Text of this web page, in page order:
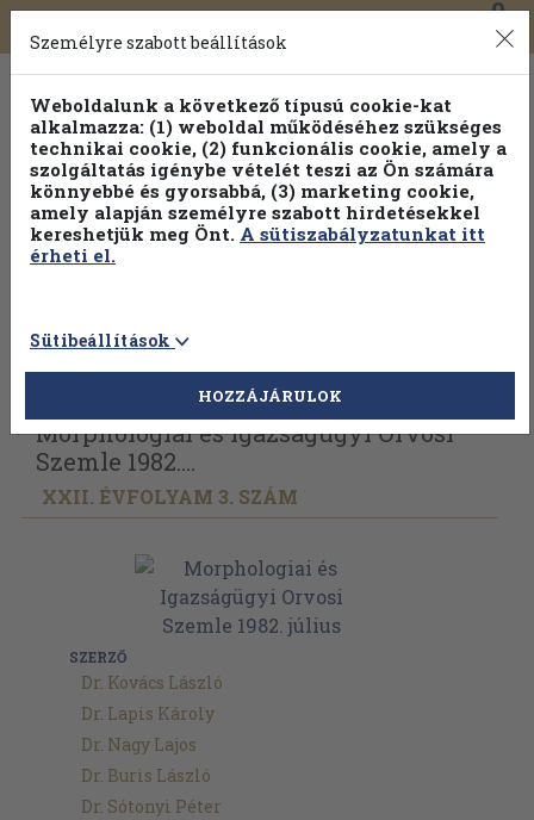
Toggle
navigation
0
Válogasson több mint 30 000 kötet közül
Hobbi témakörökben20% kedvezménnyel!
Vissza az előző oldalra Válasszon példányt
Morphologiai és Igazságügyi Orvosi
Szemle 1982....
XXII. ÉVFOLYAM 3. SZÁM
SZERZŐ
Dr. Kovács László
Dr. Lapis Károly
Dr. Nagy Lajos
Dr. Buris László
Dr. Sótonyi Péter
Személyre szabott beállítások
Weboldalunk a következő típusú cookie-kat
alkalmazza: (1) weboldal működéséhez szükséges
technikai cookie, (2) funkcionális cookie, amely a
szolgáltatás igénybe vételét teszi az Ön számára
könnyebbé és gyorsabbá, (3) marketing cookie,
amely alapján személyre szabott hirdetésekkel
kereshetjük meg Önt. A sütiszabályzatunkat itt
érheti el.
Sütibeállítások
HOZZÁJÁRULOK